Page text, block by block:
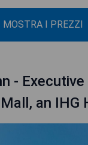
MOSTRA I PREZZI
- Executive
an IHG